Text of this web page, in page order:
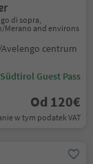
di sopra,
Merano and environs
centrum
Südtirol Guest Pass
Od 120€
w tym podatek VAT